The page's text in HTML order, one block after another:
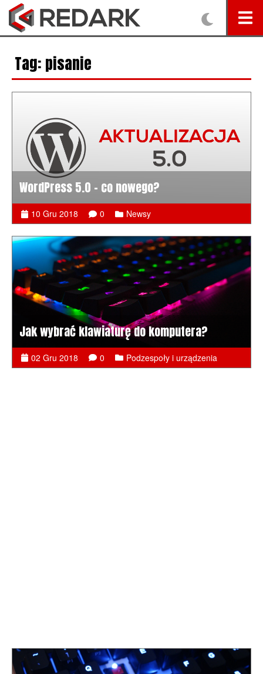
Tag: pisanie
WordPress 5.0 - co nowego?
10 Gru 2018 0 Newsy
Jak wybrać klawiaturę do komputera?
02 Gru 2018 0 Podzespoły i urządzenia